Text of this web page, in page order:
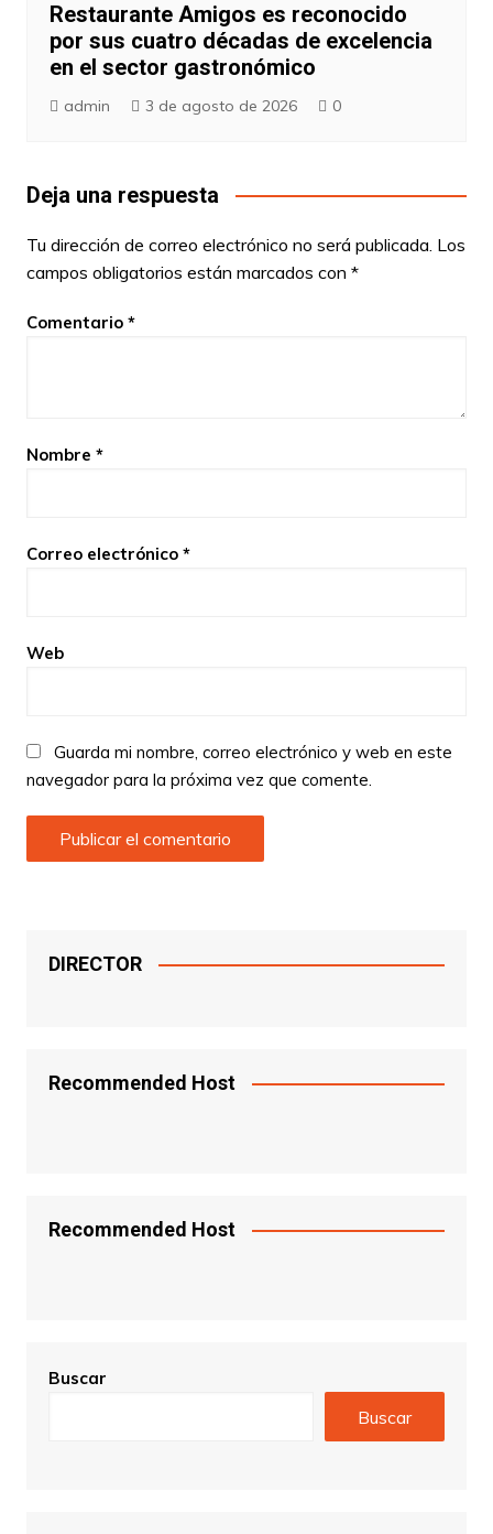
Restaurante Amigos es reconocido
por sus cuatro décadas de excelencia
en el sector gastronómico
admin 3 de agosto de 2026 0
Deja una respuesta
Tu dirección de correo electrónico no será publicada. Los
campos obligatorios están marcados con *
Comentario *
Nombre *
Correo electrónico *
Web
Guarda mi nombre, correo electrónico y web en este
navegador para la próxima vez que comente.
DIRECTOR
Recommended Host
Recommended Host
Buscar
Buscar